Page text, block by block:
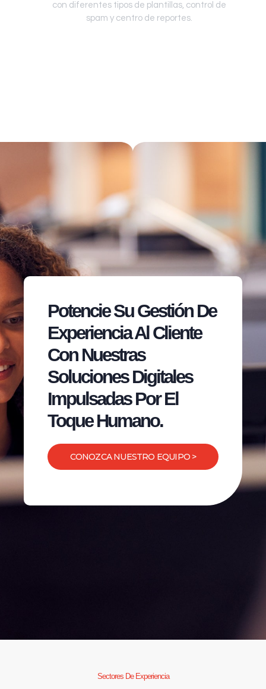
con diferentes tipos de plantillas, control de
spam y centro de reportes.
Potencie Su Gestión De
Experiencia Al Cliente
Con Nuestras
Soluciones Digitales
Impulsadas Por El
Toque Humano.
CONOZCA NUESTRO EQUIPO >
Sectores De Experiencia